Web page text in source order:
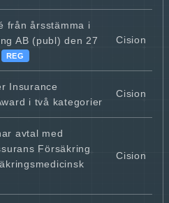
från årsstämma i
AB (publ) den 27
REG
Cision
Insurance
i två kategorier
Cision
avtal med
Försäkring
Cision